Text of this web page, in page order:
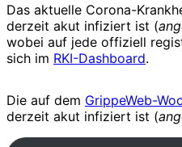
Das aktuelle Corona-
derzeit akut infiziert ist (
wobei auf jede offiziell
sich im RKI-Dashboard.
Die auf dem GrippeWeb-
derzeit akut infiziert ist (